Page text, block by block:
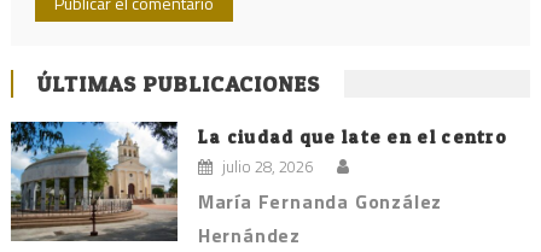
ÚLTIMAS PUBLICACIONES
La ciudad que late en el centro
julio 28, 2026
María Fernanda González
Hernández